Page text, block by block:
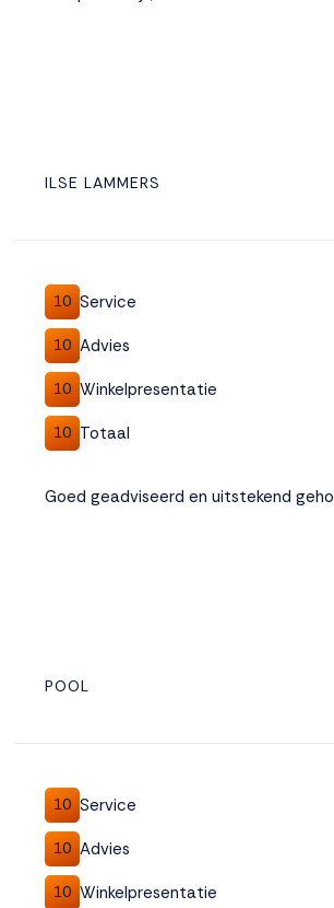
ILSE LAMMERS
10 Service
10 Advies
10 Winkelpresentatie
10 Totaal
Goed geadviseerd en uitstekend
POOL
10 Service
10 Advies
10 Winkelpresentatie